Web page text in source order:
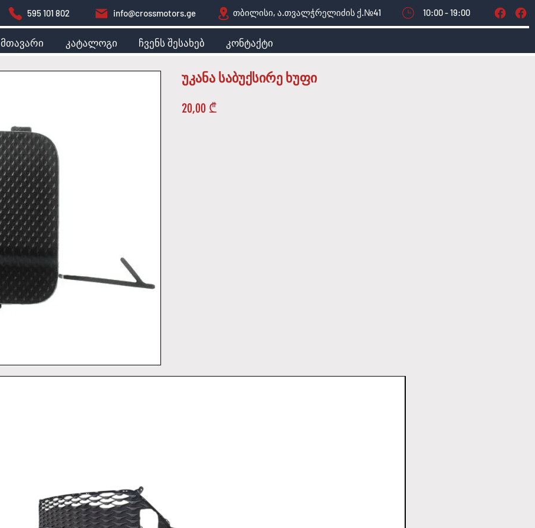
595 101 802 info@crossmotors.ge თბილისი, ა.თვალჭრელიძის ქ.№41 10:00 - 19:00
მთავარი კატალოგი ჩვენს შესახებ კონტაქტი
უკანა საბუქსირე ხუფი
20,00 ₾Price